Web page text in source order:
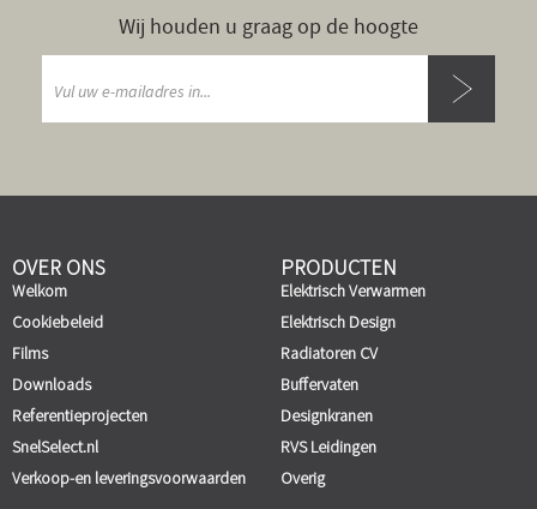
Wij houden u graag op de hoogte
OVER ONS
Welkom
Cookiebeleid
Films
Downloads
Referentieprojecten
SnelSelect.nl
Verkoop-en leveringsvoorwaarden
PRODUCTEN
Elektrisch Verwarmen
Elektrisch Design
Radiatoren CV
Buffervaten
Designkranen
RVS Leidingen
Overig